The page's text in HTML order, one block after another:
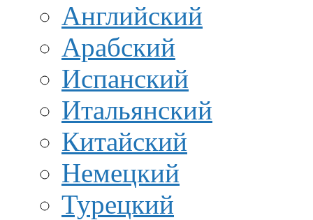
Английский
Арабский
Испанский
Итальянский
Китайский
Немецкий
Турецкий